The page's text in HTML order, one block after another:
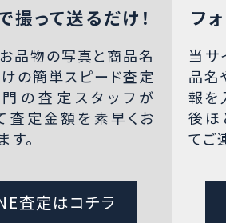
撮って送るだけ！
品物の写真と商品名
の簡単スピード査定
門の査定スタッフが
査定金額を素早くお
す。
査定はコチラ
フ
当サ
品名
報を
後ほ
てご